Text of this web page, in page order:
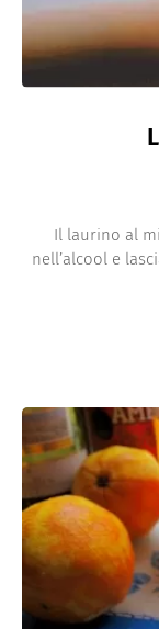
Il laurino al
nell’alcool e